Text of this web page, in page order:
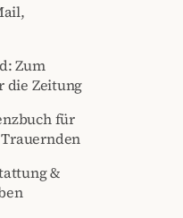
Zum
die Zeitung
für
&